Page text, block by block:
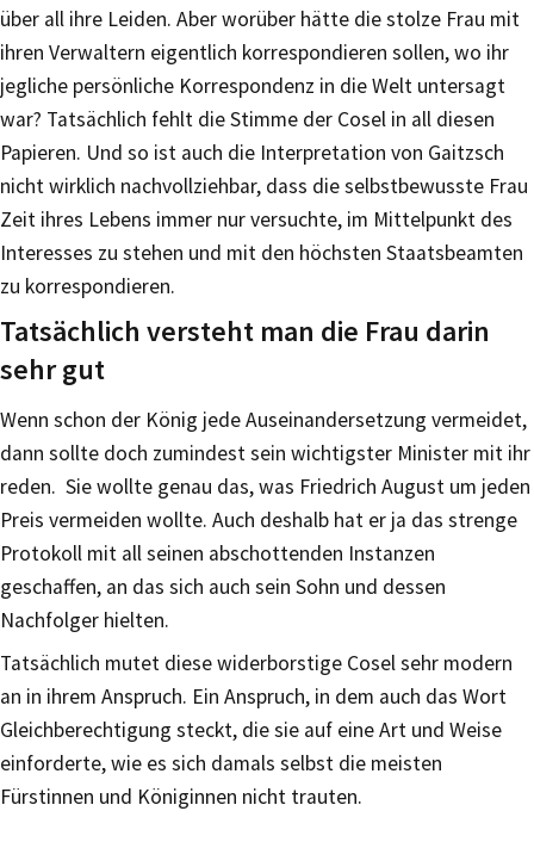
über all ihre Leiden. Aber worüber hätte die stolze Frau mit
ihren Verwaltern eigentlich korrespondieren sollen, wo ihr
jegliche persönliche Korrespondenz in die Welt untersagt
war? Tatsächlich fehlt die Stimme der Cosel in all diesen
Papieren. Und so ist auch die Interpretation von Gaitzsch
nicht wirklich nachvollziehbar, dass die selbstbewusste Frau
Zeit ihres Lebens immer nur versuchte, im Mittelpunkt des
Interesses zu stehen und mit den höchsten Staatsbeamten
zu korrespondieren.
Tatsächlich versteht man die Frau darin
sehr gut
Wenn schon der König jede Auseinandersetzung vermeidet,
dann sollte doch zumindest sein wichtigster Minister mit ihr
reden. Sie wollte genau das, was Friedrich August um jeden
Preis vermeiden wollte. Auch deshalb hat er ja das strenge
Protokoll mit all seinen abschottenden Instanzen
geschaffen, an das sich auch sein Sohn und dessen
Nachfolger hielten.
Tatsächlich mutet diese widerborstige Cosel sehr modern
an in ihrem Anspruch. Ein Anspruch, in dem auch das Wort
Gleichberechtigung steckt, die sie auf eine Art und Weise
einforderte, wie es sich damals selbst die meisten
Fürstinnen und Königinnen nicht trauten.